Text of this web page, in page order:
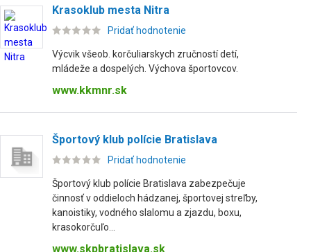
Krasoklub mesta Nitra
Pridať hodnotenie
Výcvik všeob. korčuliarskych zručností detí,
mládeže a dospelých. Výchova športovcov.
www.kkmnr.sk
Športový klub polície Bratislava
Pridať hodnotenie
Športový klub polície Bratislava zabezpečuje
činnosť v oddieloch hádzanej, športovej streľby,
kanoistiky, vodného slalomu a zjazdu, boxu,
krasokorčuľo...
www.skpbratislava.sk